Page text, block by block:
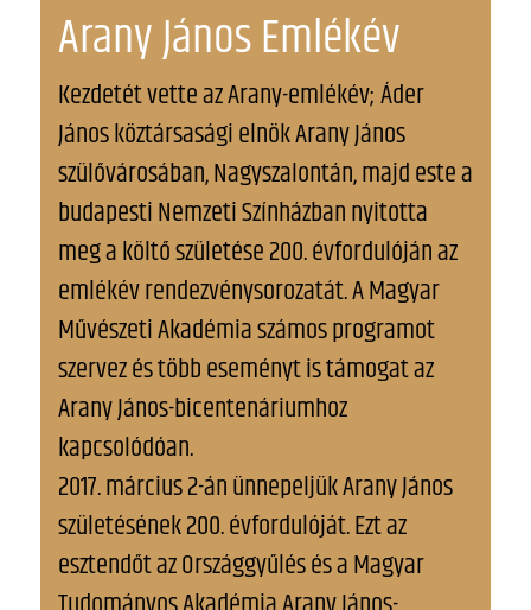
Arany János Emlékév
Kezdetét vette az Arany-emlékév; Áder
János köztársasági elnök Arany János
szülővárosában, Nagyszalontán, majd este a
budapesti Nemzeti Színházban nyitotta
meg a költő születése 200. évfordulóján az
emlékév rendezvénysorozatát. A Magyar
Művészeti Akadémia számos programot
szervez és több eseményt is támogat az
Arany János-bicentenáriumhoz
kapcsolódóan.
2017. március 2-án ünnepeljük Arany János
születésének 200. évfordulóját. Ezt az
esztendőt az Országgyűlés és a Magyar